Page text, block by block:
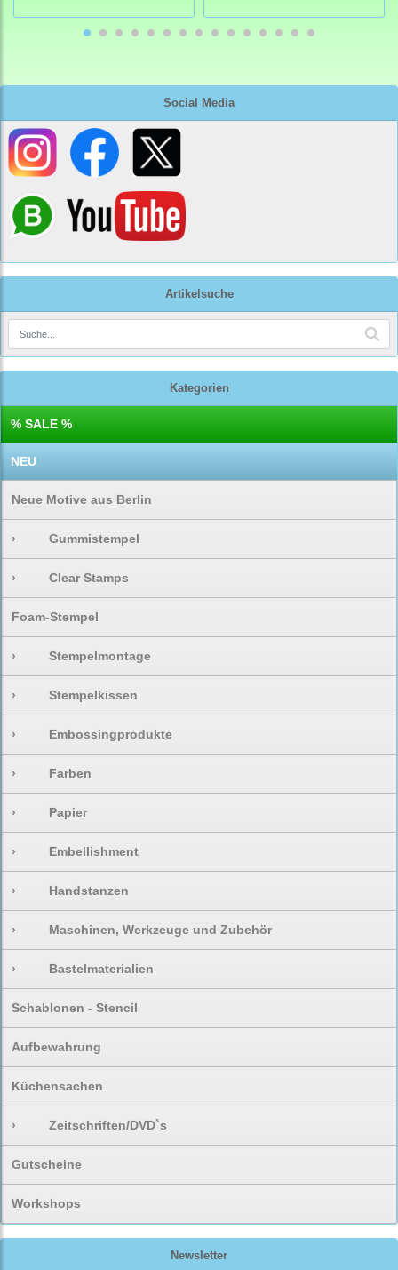
Social Media
Artikelsuche
Kategorien
% SALE %
NEU
Neue Motive aus Berlin
› Gummistempel
› Clear Stamps
Foam-Stempel
› Stempelmontage
› Stempelkissen
› Embossingprodukte
› Farben
› Papier
› Embellishment
› Handstanzen
› Maschinen, Werkzeuge und Zubehör
› Bastelmaterialien
Schablonen - Stencil
Aufbewahrung
Küchensachen
› Zeitschriften/DVD`s
Gutscheine
Workshops
Newsletter